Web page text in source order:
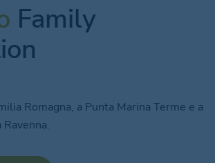
Family
Romagna, a Punta Marina Terme e a